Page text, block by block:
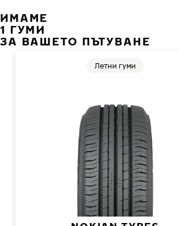
ИМАМЕ
1 ГУМИ
ЗА ВАШЕТО ПЪТУВАНЕ
Летни гуми